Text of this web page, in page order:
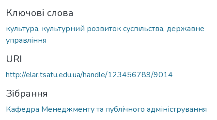
Ключові слова
культура, культурний розвиток суспільства, державне
управління
URI
http://elar.tsatu.edu.ua/handle/123456789/9014
Зібрання
Кафедра Менеджменту та публічного адміністрування